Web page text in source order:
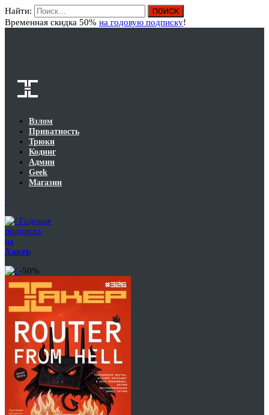
Найти:
Временная скидка 50% на годовую подписку!
Взлом
Приватность
Трюки
Кодинг
Админ
Geek
Магазин
Годовая
подписка
на
Хакер
-50%